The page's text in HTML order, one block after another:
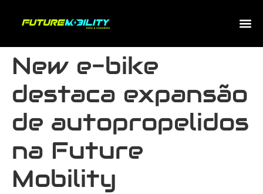
New e-bike
destaca expansão
de autopropelidos
na Future
Mobility